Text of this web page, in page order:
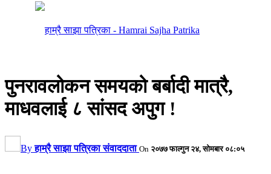
पुनरावलोकन समयको बर्बादी मात्रै,
माधवलाई ८ सांसद अपुग !
Byहाम्रै साझा पत्रिका संवाददाता On २०७७ फाल्गुन २४, सोमबार ०८:०५